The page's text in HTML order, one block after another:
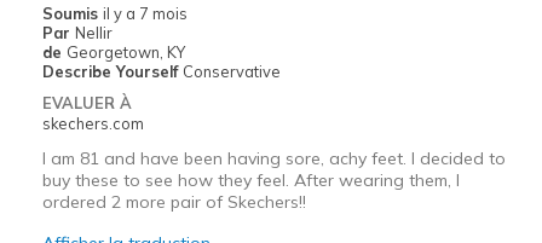
Sizing
View On Shoes
Soumis il y a 7 mois
Par Nellir
de Georgetown, KY
Describe Yourself Conservative
EVALUER À
skechers.com
I am 81 and have been having sore, achy feet. I decided to
buy these to see how they feel. After wearing them, I
ordered 2 more pair of Skechers!!